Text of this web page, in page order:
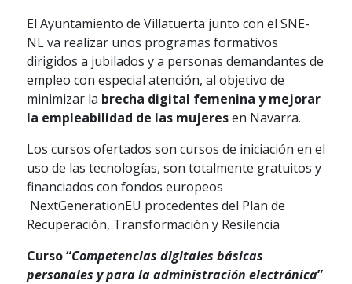
El Ayuntamiento de Villatuerta junto con el SNE-
NL va realizar unos programas formativos
dirigidos a jubilados y a personas demandantes de
empleo con especial atención, al objetivo de
minimizar la brecha digital femenina y mejorar
la empleabilidad de las mujeresen Navarra.
Los cursos ofertados son cursos de iniciación en el
uso de las tecnologías, son totalmente gratuitos y
financiados con fondos europeos
NextGenerationEU procedentes del Plan de
Recuperación, Transformación y Resilencia
Curso “Competencias digitales básicas
personales y para la administración electrónica”